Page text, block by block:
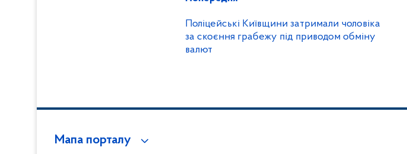
Поліцейські Київщини затримали чоловіка
за скоєння грабежу під приводом обміну
валют
Мапа порталу